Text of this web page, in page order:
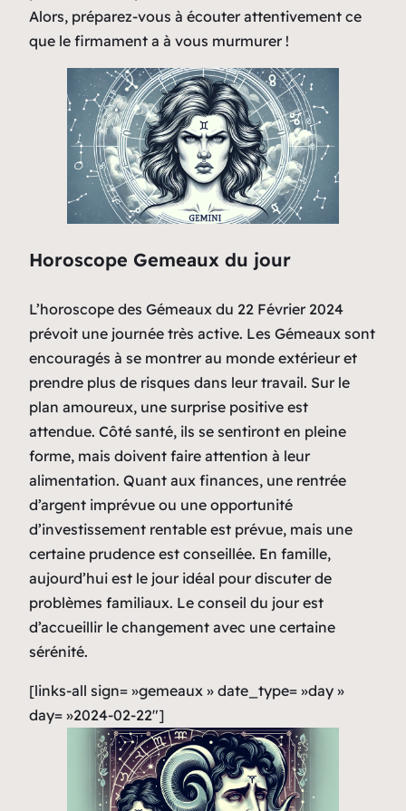
Alors, préparez-vous à écouter attentivement ce
que le firmament a à vous murmurer !
Horoscope Gemeaux du jour
L’horoscope des Gémeaux du 22 Février 2024
prévoit une journée très active. Les Gémeaux sont
encouragés à se montrer au monde extérieur et
prendre plus de risques dans leur travail. Sur le
plan amoureux, une surprise positive est
attendue. Côté santé, ils se sentiront en pleine
forme, mais doivent faire attention à leur
alimentation. Quant aux finances, une rentrée
d’argent imprévue ou une opportunité
d’investissement rentable est prévue, mais une
certaine prudence est conseillée. En famille,
aujourd’hui est le jour idéal pour discuter de
problèmes familiaux. Le conseil du jour est
d’accueillir le changement avec une certaine
sérénité.
[links-all sign= »gemeaux » date_type= »day »
day= »2024-02-22″]